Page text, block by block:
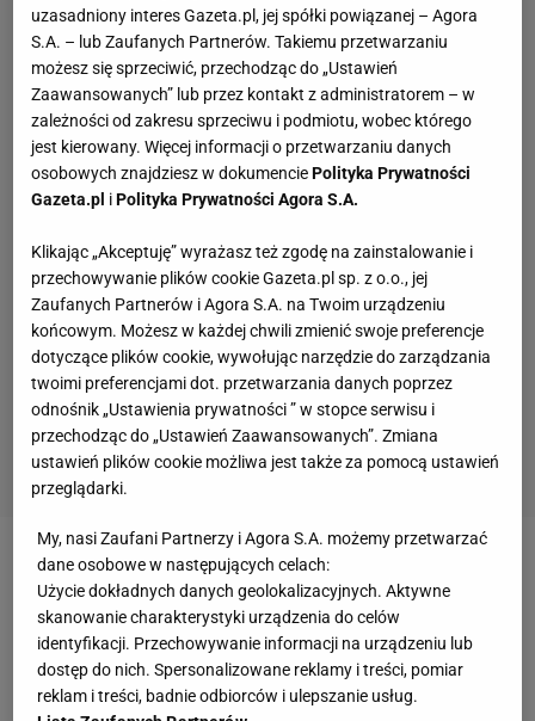
Zobacz wideoJakub Kosecki był na trybunie kibiców
Polonii?! "W Warszawie tylko Legia!"
Cristiano Ronaldo zainwestuje w hiszpański klub?
W przeszłości strzelał im gole
uzasadniony interes Gazeta.pl, jej spółki powiązanej – Agora
S.A. – lub Zaufanych Partnerów. Takiemu przetwarzaniu
możesz się sprzeciwić, przechodząc do „Ustawień
Zaawansowanych” lub przez kontakt z administratorem – w
zależności od zakresu sprzeciwu i podmiotu, wobec którego
jest kierowany. Więcej informacji o przetwarzaniu danych
osobowych znajdziesz w dokumenciePolityka Prywatności
Gazeta.pl iPolityka Prywatności Agora S.A.
Klikając „Akceptuję” wyrażasz też zgodę na zainstalowanie i
przechowywanie plików cookie Gazeta.pl sp. z o.o., jej
Zaufanych Partnerów i Agora S.A. na Twoim urządzeniu
końcowym. Możesz w każdej chwili zmienić swoje preferencje
dotyczące plików cookie, wywołując narzędzie do zarządzania
twoimi preferencjami dot. przetwarzania danych poprzez
odnośnik „Ustawienia prywatności ” w stopce serwisu i
przechodząc do „Ustawień Zaawansowanych”. Zmiana
ustawień plików cookie możliwa jest także za pomocą ustawień
przeglądarki.
My, nasi Zaufani Partnerzy i Agora S.A. możemy przetwarzać
dane osobowe w następujących celach:
Użycie dokładnych danych geolokalizacyjnych. Aktywne
skanowanie charakterystyki urządzenia do celów
identyfikacji. Przechowywanie informacji na urządzeniu lub
dostęp do nich. Spersonalizowane reklamy i treści, pomiar
reklam i treści, badnie odbiorców i ulepszanie usług.